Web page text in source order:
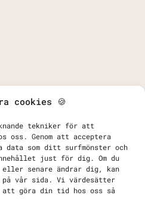
cookies 🍪
tekniker för att
oss. Genom att acceptera
som ditt surfmönster och
just för dig. Om du
senare ändrar dig, kan
på vår sida. Vi värdesätter
göra din tid hos oss så